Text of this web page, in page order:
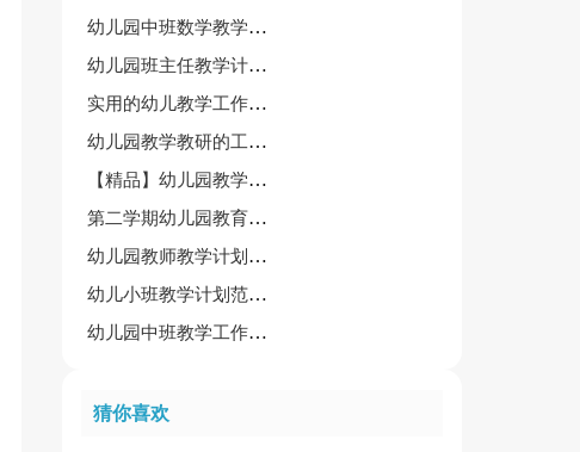
幼儿园中班数学教学工作计划(4篇)
幼儿园班主任教学计划指导思想
实用的幼儿教学工作计划范文集合八篇
幼儿园教学教研的工作计划集合7篇
【精品】幼儿园教学工作计划范文集锦九篇
第二学期幼儿园教育教学计划汇编7篇
幼儿园教师教学计划汇总10篇
幼儿小班教学计划范文集锦六篇
幼儿园中班教学工作计划集合五篇
猜你喜欢